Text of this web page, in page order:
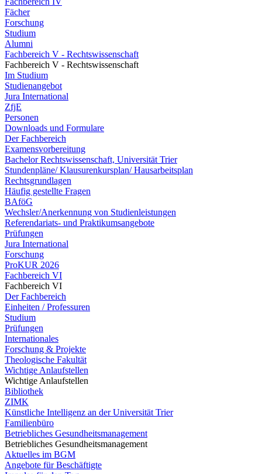
Fächer
Forschung
Studium
Alumni
Fachbereich V - Rechtswissenschaft
Fachbereich V - Rechtswissenschaft
Im Studium
Studienangebot
Jura International
ZfjE
Personen
Downloads und Formulare
Der Fachbereich
Examensvorbereitung
Bachelor Rechtswissenschaft, Universität Trier
Stundenpläne/ Klausurenkursplan/ Hausarbeitsplan
Rechtsgrundlagen
Häufig gestellte Fragen
BAföG
Wechsler/Anerkennung von Studienleistungen
Referendariats- und Praktikumsangebote
Prüfungen
Jura International
Forschung
ProKUR 2026
Fachbereich VI
Fachbereich VI
Der Fachbereich
Einheiten / Professuren
Studium
Prüfungen
Internationales
Forschung & Projekte
Theologische Fakultät
Wichtige Anlaufstellen
Wichtige Anlaufstellen
Bibliothek
ZIMK
Künstliche Intelligenz an der Universität Trier
Familienbüro
Betriebliches Gesundheitsmanagement
Betriebliches Gesundheitsmanagement
Aktuelles im BGM
Angebote für Beschäftigte